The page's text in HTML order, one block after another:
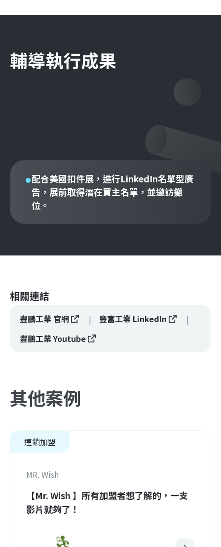
輔導執行成果
配合美國扣件展，進行LinkedIn名單型廣
告，展前取得潛在買主名單，並邀訪攤
位。
相關連結
豐鵬工業 官網
豐富工業 LinkedIn
豐鵬工業 Youtube
其他案例
連鎖加盟
MR. Wish
【Mr. Wish 】所有加盟者想了解的，一支
影片就夠了！